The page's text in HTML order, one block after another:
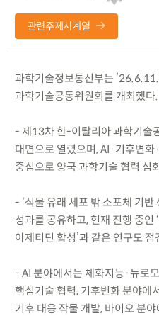
관련주제시계열
과학기술정보통신부는
과학기술공동위원회를 개최했다.
- 제13차 한-이탈리아 과학기술
대면으로 열렸으며, AI·기후변
중심으로 양국 과학기술 협력 심
- ‘식물 유래 세포 밖 소포체 기반
성과를 공유하고, 현재 진행 중인
아제티딘 합성’과 같은 연구도 점
- AI 분야에서는 체화지능·뉴로
핵심기술 협력, 기후변화 분야에
기후 대응 작물 개발, 바이오 분